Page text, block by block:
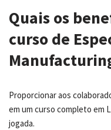
Quais os
curso de
Proporcionar aos
em um curso completo em
jogada.